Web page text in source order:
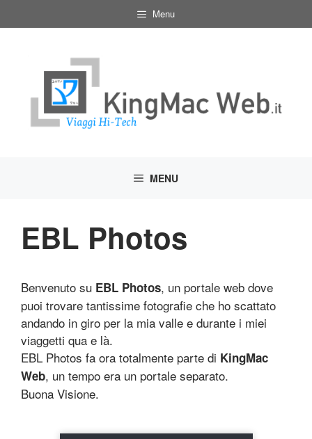
al
Menu
MENU
EBL Photos
Benvenuto su EBL Photos, un portale web dove
puoi trovare tantissime fotografie che ho scattato
andando in giro per la mia valle e durante i miei
viaggetti qua e là.
EBL Photos fa ora totalmente parte di KingMac
Web, un tempo era un portale separato.
Buona Visione.